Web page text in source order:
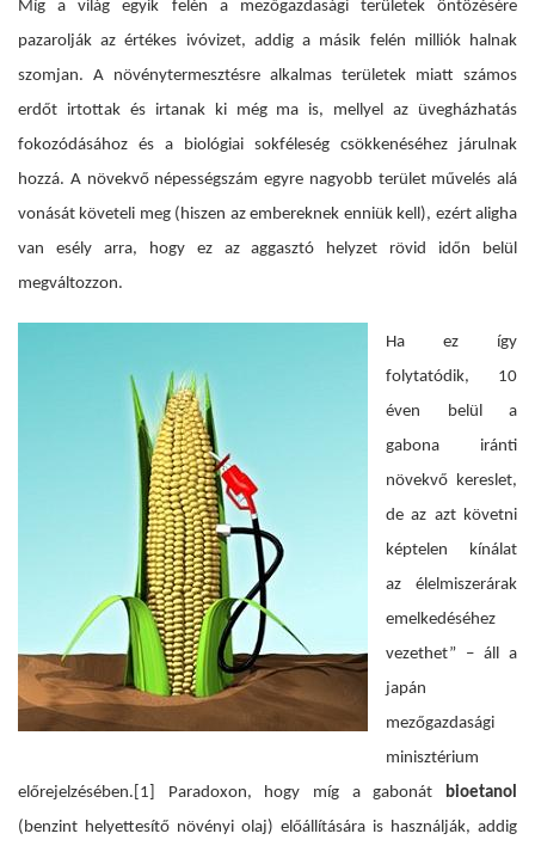
Míg a világ egyik felén a mezőgazdasági területek öntözésére
pazarolják az értékes ivóvizet, addig a másik felén milliók halnak
szomjan. A növénytermesztésre alkalmas területek miatt számos
erdőt irtottak és irtanak ki még ma is, mellyel az üvegházhatás
fokozódásához és a biológiai sokféleség csökkenéséhez járulnak
hozzá. A növekvő népességszám egyre nagyobb terület művelés alá
vonását követeli meg (hiszen az embereknek enniük kell), ezért aligha
van esély arra, hogy ez az aggasztó helyzet rövid időn belül
megváltozzon.
Ha ez így
folytatódik, 10
éven belül a
gabona iránti
növekvő kereslet,
de az azt követni
képtelen kínálat
az élelmiszerárak
emelkedéséhez
vezethet” – áll a
japán
mezőgazdasági
minisztérium
előrejelzésében. [1] Paradoxon, hogy míg a gabonát bioetanol
(benzint helyettesítő növényi olaj) előállítására is használják, addig